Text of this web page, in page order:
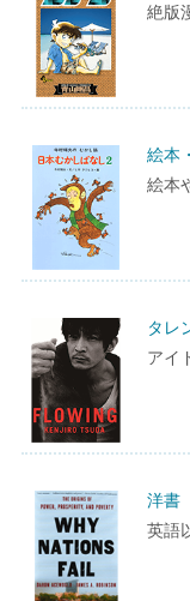
絶版
絵本
絵本
タレ
アイ
洋書
英語